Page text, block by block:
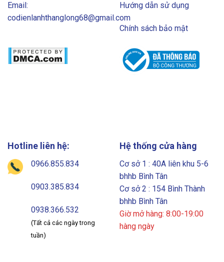
Email:
codienlanhthanglong68@gmail.com
Hướng dẫn sử dụng
Chính sách bảo mật
Hotline liên hệ:
0966.855.834
0903.385.834
0938.366.532
(Tất cả các ngày trong
tuần)
Hệ thống cửa hàng
Cơ sở 1 : 40A liên khu 5-6
bhhb Bình Tân
Cơ sở 2 : 154 Bình Thành
bhhb Bình Tân
Giờ mở hàng: 8:00-19:00
hàng ngày